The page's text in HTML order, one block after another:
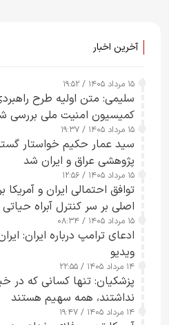
آخرین اخبار
۱۵ مرداد ۱۴۰۵ / ۱۹:۵۲
سلیمی: متن اولیه طرح
کمیسیون امنیت ملی بررسی
۱۵ مرداد ۱۴۰۵ / ۱۹:۳۷
سید عمار حکیم خواستار
پژوهشی عراق و ایران شد
۱۵ مرداد ۱۴۰۵ / ۱۲:۵۶
توافق احتمالی ایران و
اصلی بر سر کنترل آبراه حیاتی
۱۵ مرداد ۱۴۰۵ / ۰۸:۳۴
ادعای ترامپ درباره ایران:
ویدیو
۱۴ مرداد ۱۴۰۵ / ۲۲:۵۵
پزشکیان: تنها کسانی که در
نداشتند، همه سهیم هستند
۱۴ مرداد ۱۴۰۵ / ۱۹:۴۷